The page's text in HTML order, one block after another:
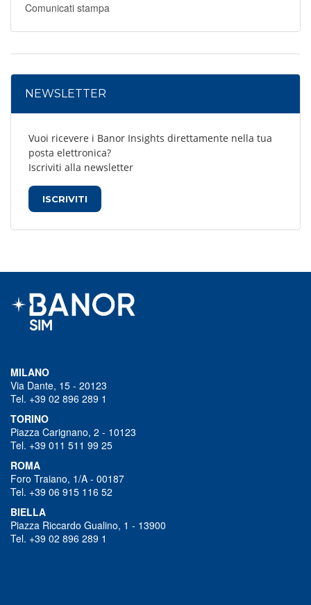
Comunicati stampa
NEWSLETTER
Vuoi ricevere i Banor Insights direttamente nella tua
posta elettronica?
Iscriviti alla newsletter
ISCRIVITI
MILANO
Via Dante, 15 - 20123
Tel. +39 02 896 289 1
TORINO
Piazza Carignano, 2 - 10123
Tel. +39 011 511 99 25
ROMA
Foro Traiano, 1/A - 00187
Tel. +39 06 915 116 52
BIELLA
Piazza Riccardo Gualino, 1 - 13900
Tel. +39 02 896 289 1